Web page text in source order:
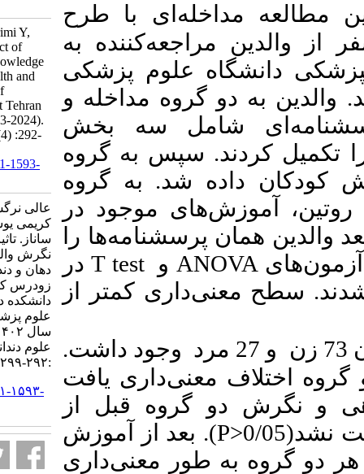
با طرح
از والدین مراجعه‌کننده به
علوم پزشکی
گروه مداخله و
سه بخش
سپس به گروه
شد. به گروه
موجود در
پرسشنامه‌ها را
وT testدر
کمتر از
شرکت‌کنندگان 73 زن و 27 مرد وجود داشت.
معنی‌داری یافت
گروه قبل از
). بعد از آموزش
طور معنی‌داری
Aali N, Rashidian A, Karimi Y,
Afzal Soltani S. The Effect of
Education on Parents' Knowledge
and Attitudes in Oral Health and
Early Childhood Caries of
Children Under 5 Years at Tehran
Azad Dental School (2023-2024).
J Res Dent Sci 2025; 22 (4) :292-
URL:http://jrds.ir/article-1-1593-
عالی نرگس، رشیدیان علی،
کریمی یوسف، افضل سلطانی
ساناز. تاثیر آموزش بر آگاهی و
نگرش والدین در زمینه بهداشت
دهان و دندان و پوسیدگی های
زودرس کودکان زیر ۵ سال در
دانشکده دندانپزشکی دانشگاه
علوم پزشکی آزاد اسلامی تهران در
سال ۱۴۰۲-۱۴۰۳. مجله تحقیق در
علوم دندانپزشکی. ۱۴۰۴; ۲۲ (۴)
URL:http://jrds.ir/article-۱-۱۵۹۳-